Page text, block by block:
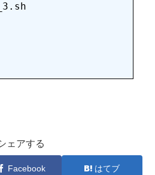
ェアする
Facebook はてブ